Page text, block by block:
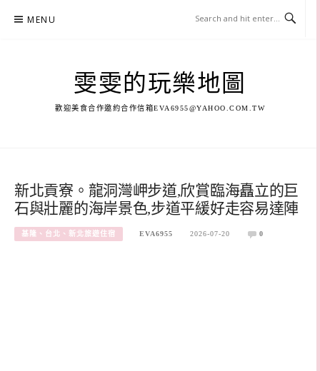
MENU
雯雯的玩樂地圖
歡迎美食合作邀約合作信箱EVA6955@YAHOO.COM.TW
新北貢寮。龍洞灣岬步道,欣賞臨海矗立的巨
石與壯麗的海岸景色,步道平緩好走容易達陣
基隆、台北、新北旅遊住宿 EVA6955 2026-07-20 0